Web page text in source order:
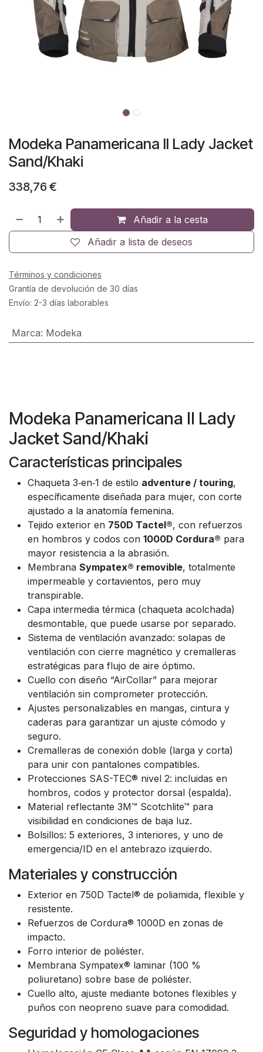
Modeka Panamericana II Lady Jacket
Sand/Khaki
338,76 €
Añadir a la cesta
Añadir a lista de deseos
Términos y condiciones
Grantía de devolución de 30 días
Envío: 2-3 días laborables
Marca: Modeka
Modeka Panamericana II Lady
Jacket Sand/Khaki
Características principales
Chaqueta 3‑en‑1 de estilo adventure / touring,
específicamente diseñada para mujer, con corte
ajustado a la anatomía femenina.
Tejido exterior en 750D Tactel®, con refuerzos
en hombros y codos con 1000D Cordura® para
mayor resistencia a la abrasión.
Membrana Sympatex® removible, totalmente
impermeable y cortavientos, pero muy
transpirable.
Capa intermedia térmica (chaqueta acolchada)
desmontable, que puede usarse por separado.
Sistema de ventilación avanzado: solapas de
ventilación con cierre magnético y cremalleras
estratégicas para flujo de aire óptimo.
Cuello con diseño “AirCollar” para mejorar
ventilación sin comprometer protección.
Ajustes personalizables en mangas, cintura y
caderas para garantizar un ajuste cómodo y
seguro.
Cremalleras de conexión doble (larga y corta)
para unir con pantalones compatibles.
Protecciones SAS-TEC® nivel 2: incluidas en
hombros, codos y protector dorsal (espalda).
Material reflectante 3M™ Scotchlite™ para
visibilidad en condiciones de baja luz.
Bolsillos: 5 exteriores, 3 interiores, y uno de
emergencia/ID en el antebrazo izquierdo.
Materiales y construcción
Exterior en 750D Tactel® de poliamida, flexible y
resistente.
Refuerzos de Cordura® 1000D en zonas de
impacto.
Forro interior de poliéster.
Membrana Sympatex® laminar (100 %
poliuretano) sobre base de poliéster.
Cuello alto, ajuste mediante botones flexibles y
puños con neopreno suave para comodidad.
Seguridad y homologaciones